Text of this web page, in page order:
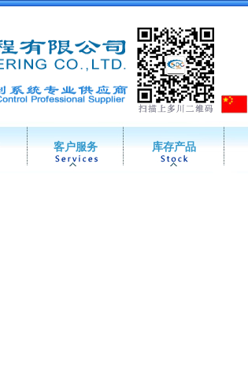
客户服务 库存产品